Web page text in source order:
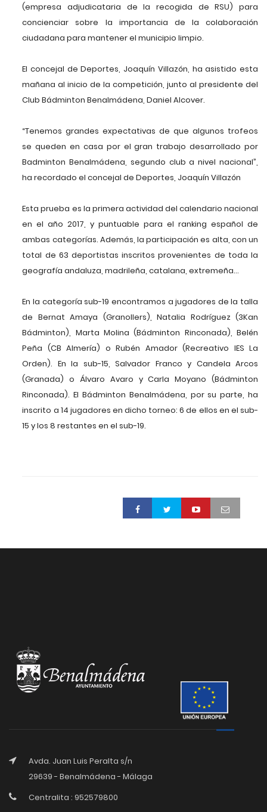
(empresa adjudicataria de la recogida de RSU) para
concienciar sobre la importancia de la colaboración
ciudadana para mantener el municipio limpio.
El concejal de Deportes, Joaquín Villazón, ha asistido esta
mañana al inicio de la competición, junto al presidente del
Club Bádminton Benalmádena, Daniel Alcover.
“Tenemos grandes expectativas de que algunos trofeos
se queden en casa por el gran trabajo desarrollado por
Badminton Benalmádena, segundo club a nivel nacional”,
ha recordado el concejal de Deportes, Joaquín Villazón
Esta prueba es la primera actividad del calendario nacional
en el año 2017, y puntuable para el ranking español de
ambas categorías. Además, la participación es alta, con un
total de 63 deportistas inscritos provenientes de toda la
geografía andaluza, madrileña, catalana, extremeña…
En la categoría sub-19 encontramos a jugadores de la talla
de Bernat Amaya (Granollers), Natalia Rodríguez (3Kan
Bádminton), Marta Molina (Bádminton Rinconada), Belén
Peña (CB Almería) o Rubén Amador (Recreativo IES La
Orden). En la sub-15, Salvador Franco y Candela Arcos
(Granada) o Álvaro Avaro y Carla Moyano (Bádminton
Rinconada). El Bádminton Benalmádena, por su parte, ha
inscrito a 14 jugadores en dicho torneo: 6 de ellos en el sub-
15 y los 8 restantes en el sub-19.
Avda. Juan Luis Peralta s/n
29639 - Benalmádena - Málaga
Centralita : 952579800